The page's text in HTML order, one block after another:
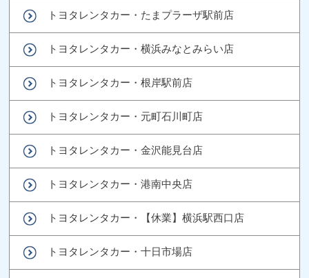
トヨタレンタカー・たまプラーザ駅前店
トヨタレンタカー・横浜みなとみらい店
トヨタレンタカー・根岸駅前店
トヨタレンタカー・元町石川町店
トヨタレンタカー・金沢能見台店
トヨタレンタカー・港南中央店
トヨタレンタカー・【休業】横浜駅西口店
トヨタレンタカー・十日市場店